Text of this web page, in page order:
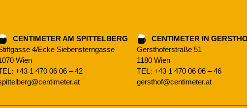
CENTIMETER AM SPITTELBERG
4/Ecke Siebensterngasse
Wien
+43 1 470 06 06 – 42
CENTIMETER IN
Gersthoferstraße 51
1180 Wien
TEL: +43 1 470 06 06 – 46
gersthof@centimeter.at